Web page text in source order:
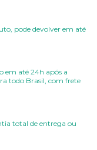
pode devolver em até
em até 24h após a
todo Brasil, com frete
total de entrega ou